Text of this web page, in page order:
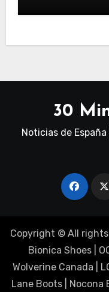
30
Noticias de
Copyright © All
Bionica Shoes
Wolverine Canada
Lane Boots| Nocona